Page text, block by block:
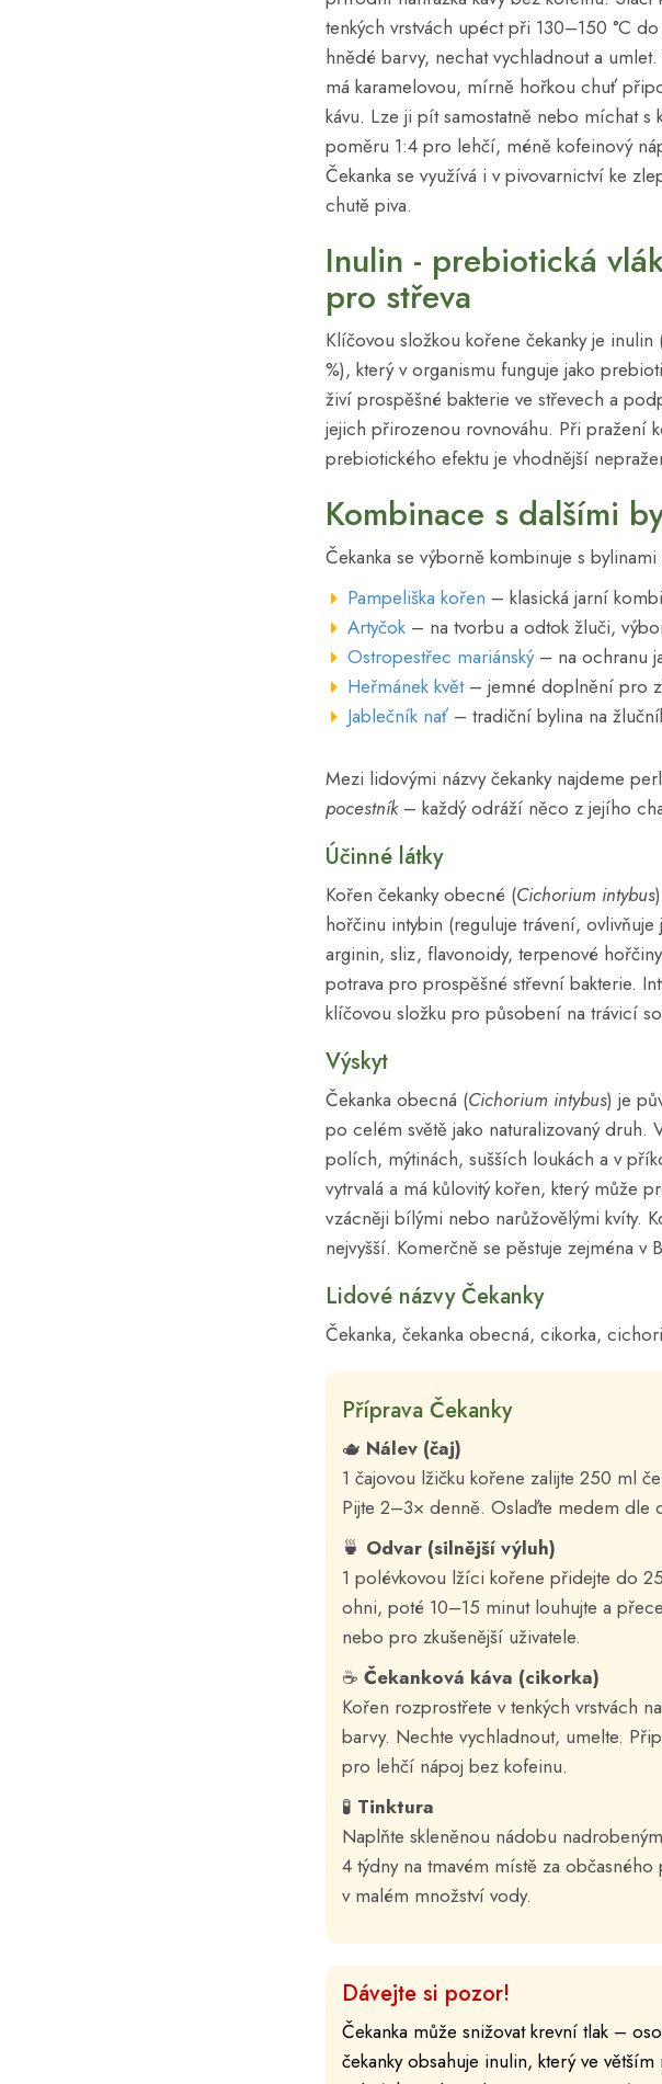
tenkých vrstvách upéct při 130–150 °C
hnědé barvy, nechat vychladnout a
má karamelovou, mírně hořkou chuť
kávu. Lze ji pít samostatně nebo míchat s
poměru 1:4 pro lehčí, méně kofeinový
Čekanka se využívá i v pivovarnictví ke
chutě piva.
Inulin - prebiotická
pro střeva
Klíčovou složkou kořene čekanky je inulin
%), který v organismu funguje jako
živí prospěšné bakterie ve střevech a
jejich přirozenou rovnováhu. Při pražení
prebiotického efektu je vhodnější
Kombinace s dalšími
Čekanka se výborně kombinuje s
Pampeliška kořen – klasická jarní
Artyčok – na tvorbu a odtok žluči,
Ostropestřec mariánský– na ochranu
Heřmánek květ– jemné doplnění pro
Jablečník nať – tradiční bylina na
Mezi lidovými názvy čekanky najdeme
pocestník– každý odráží něco z jejího
Účinné látky
Kořen čekanky obecné (Cichorium intybus
hořčinu intybin (reguluje trávení,
arginin, sliz, flavonoidy, terpenové
potrava pro prospěšné střevní bakterie.
klíčovou složku pro působení na trávicí
Výskyt
Čekanka obecná (Cichorium intybus) je
po celém světě jako naturalizovaný
polích, mýtinách, sušších loukách a v
vytrvalá a má kůlovitý kořen, který může
vzácněji bílými nebo narůžovělými kvíty.
nejvyšší. Komerčně se pěstuje zejména
Lidové názvy Čekanky
Čekanka, čekanka obecná, cikorka,
Příprava Čekanky
🫖 Nálev (čaj)
1 čajovou lžičku kořene zalijte 250 ml
Pijte 2–3× denně. Oslaďte medem dle
🍵 Odvar (silnější výluh)
1 polévkovou lžíci kořene přidejte do
ohni, poté 10–15 minut louhujte a
nebo pro zkušenější uživatele.
☕ Čekanková káva (cikorka)
Kořen rozprostřete v tenkých vrstvách
barvy. Nechte vychladnout, umelte.
pro lehčí nápoj bez kofeinu.
🧪 Tinktura
Naplňte skleněnou nádobu
4 týdny na tmavém místě za
v malém množství vody.
Dávejte si pozor!
Čekanka může snižovat krevní tlak –
čekanky obsahuje inulin, který ve